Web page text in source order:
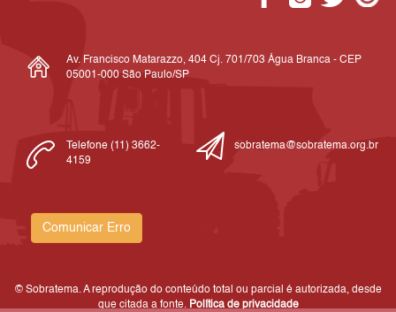
Av. Francisco Matarazzo, 404 Cj. 701/703 Água Branca - CEP
05001-000 São Paulo/SP
Telefone (11) 3662-
4159
sobratema@sobratema.org.br
Comunicar Erro
© Sobratema. A reprodução do conteúdo total ou parcial é autorizada, desde
que citada a fonte. Política de privacidade